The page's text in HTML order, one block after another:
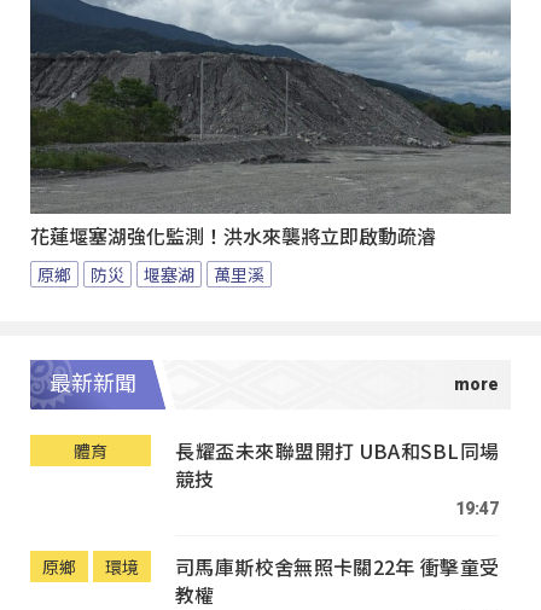
花蓮堰塞湖強化監測！洪水來襲將立即啟動疏濬
原鄉 防災 堰塞湖 萬里溪
最新新聞
體育
長耀盃未來聯盟開打 UBA和SBL同場
競技
19:47
原鄉 環境
司馬庫斯校舍無照卡關22年 衝擊童受
教權